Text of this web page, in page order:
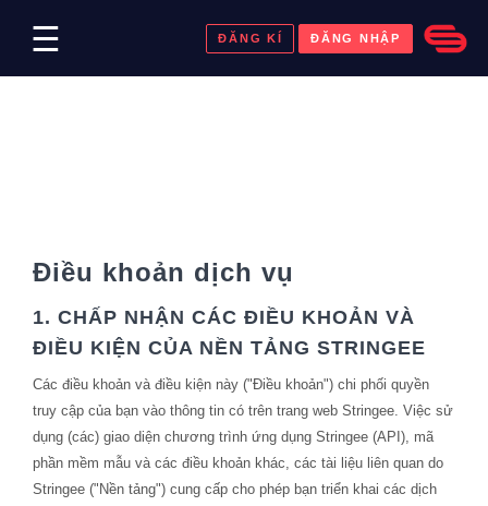
☰ ĐĂNG KÍ ĐĂNG NHẬP
Điều khoản dịch vụ
1. CHẤP NHẬN CÁC ĐIỀU KHOẢN VÀ
ĐIỀU KIỆN CỦA NỀN TẢNG STRINGEE
Các điều khoản và điều kiện này ("Điều khoản") chi phối quyền
truy cập của bạn vào thông tin có trên trang web Stringee. Việc sử
dụng (các) giao diện chương trình ứng dụng Stringee (API), mã
phần mềm mẫu và các điều khoản khác, các tài liệu liên quan do
Stringee ("Nền tảng") cung cấp cho phép bạn triển khai các dịch